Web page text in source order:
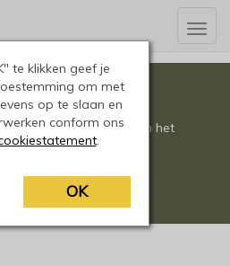
compleet overzicht van het
omgeving.
te klikken geef je
om met
op te slaan en
conform ons
.
OK